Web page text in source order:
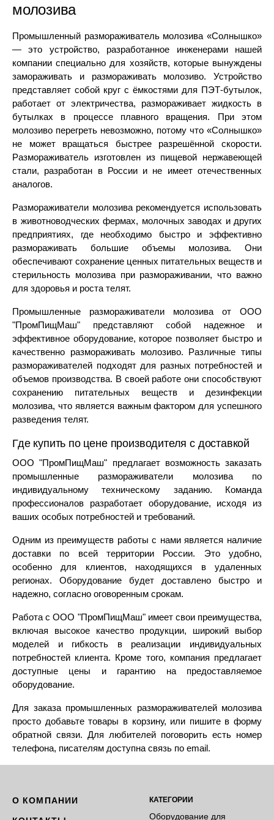
молозива
Промышленный размораживатель молозива «Солнышко»
— это устройство, разработанное инженерами нашей
компании специально для хозяйств, которые вынуждены
замораживать и размораживать молозиво. Устройство
представляет собой круг с ёмкостями для ПЭТ-бутылок,
работает от электричества, размораживает жидкость в
бутылках в процессе плавного вращения. При этом
молозиво перегреть невозможно, потому что «Солнышко»
не может вращаться быстрее разрешённой скорости.
Размораживатель изготовлен из пищевой нержавеющей
стали, разработан в России и не имеет отечественных
аналогов.
Размораживатели молозива рекомендуется использовать
в животноводческих фермах, молочных заводах и других
предприятиях, где необходимо быстро и эффективно
размораживать большие объемы молозива. Они
обеспечивают сохранение ценных питательных веществ и
стерильность молозива при размораживании, что важно
для здоровья и роста телят.
Промышленные размораживатели молозива от ООО
"ПромПищМаш" представляют собой надежное и
эффективное оборудование, которое позволяет быстро и
качественно размораживать молозиво. Различные типы
размораживателей подходят для разных потребностей и
объемов производства. В своей работе они способствуют
сохранению питательных веществ и дезинфекции
молозива, что является важным фактором для успешного
разведения телят.
Где купить по цене производителя с доставкой
ООО "ПромПищМаш" предлагает возможность заказать
промышленные размораживатели молозива по
индивидуальному техническому заданию. Команда
профессионалов разработает оборудование, исходя из
ваших особых потребностей и требований.
Одним из преимуществ работы с нами является наличие
доставки по всей территории России. Это удобно,
особенно для клиентов, находящихся в удаленных
регионах. Оборудование будет доставлено быстро и
надежно, согласно оговоренным срокам.
Работа с ООО "ПромПищМаш" имеет свои преимущества,
включая высокое качество продукции, широкий выбор
моделей и гибкость в реализации индивидуальных
потребностей клиента. Кроме того, компания предлагает
доступные цены и гарантию на предоставляемое
оборудование.
Для заказа промышленных размораживателей молозива
просто добавьте товары в корзину, или пишите в форму
обратной связи. Для любителей поговорить есть номер
телефона, писателям доступна связь по email.
О КОМПАНИИ КАТЕГОРИИ
Оборудование для